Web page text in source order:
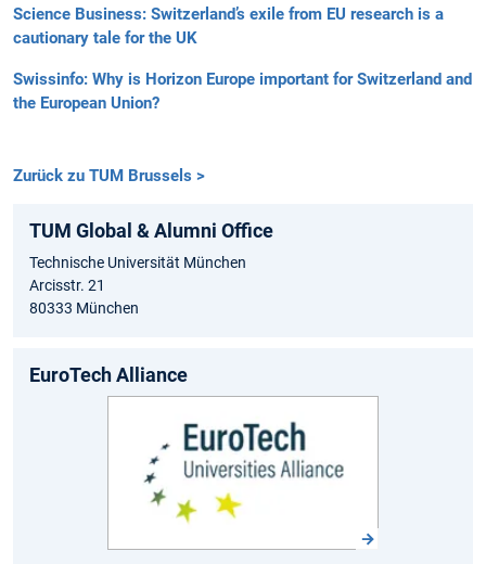
Science Business: Switzerland’s exile from EU research is a
cautionary tale for the UK
Swissinfo: Why is Horizon Europe important for Switzerland and
the European Union?
Zurück zu TUM Brussels >
TUM Global & Alumni Office
Technische Universität München
Arcisstr. 21
80333 München
EuroTech Alliance